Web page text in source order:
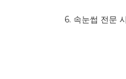
6. 속눈썹 전문